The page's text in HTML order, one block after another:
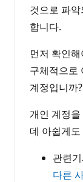
것으로 파
합니다.
먼저 확인
구체적으로
계정입니까?
개인 계정
데 아쉽게
관련
다른